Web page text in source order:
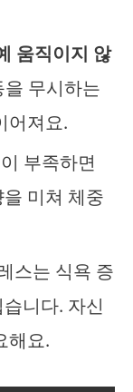
움직이지 않
무시하는
어져요.
부족하면
미쳐 체중
스는 식욕 증
니다. 자신
해요.